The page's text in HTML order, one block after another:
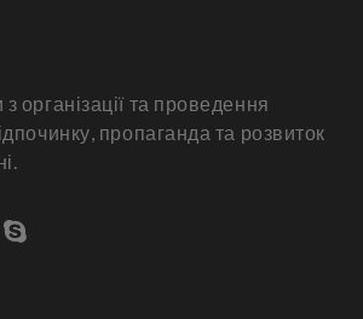
організації та проведення
пропаганда та розвиток